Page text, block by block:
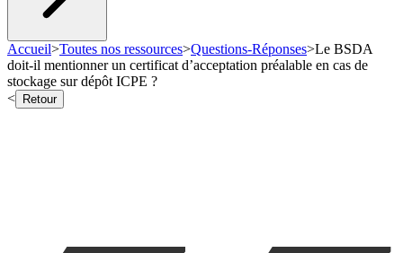
Accueil>Toutes nos ressources>Questions-Réponses>Le BSDA
doit-il mentionner un certificat d’acceptation préalable en cas de
stockage sur dépôt ICPE ?
<
Retour